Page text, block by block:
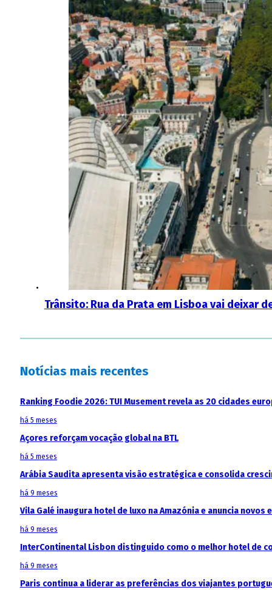
Trânsito: Rua da Prata em Lisboa vai deixar
Notícias mais recentes
Ranking Foodie 2026: TUI Musement revela as 20 cidades
há 5 meses
Açores reforçam vocação global na BTL
há 5 meses
Arábia Saudita apresenta visão estratégica e consolida
há 9 meses
Vila Galé inaugura hotel de luxo na Amazónia e anuncia
há 9 meses
InterContinental Lisbon distinguido como o melhor hotel de
há 9 meses
Paris continua a liderar as preferências dos viajantes